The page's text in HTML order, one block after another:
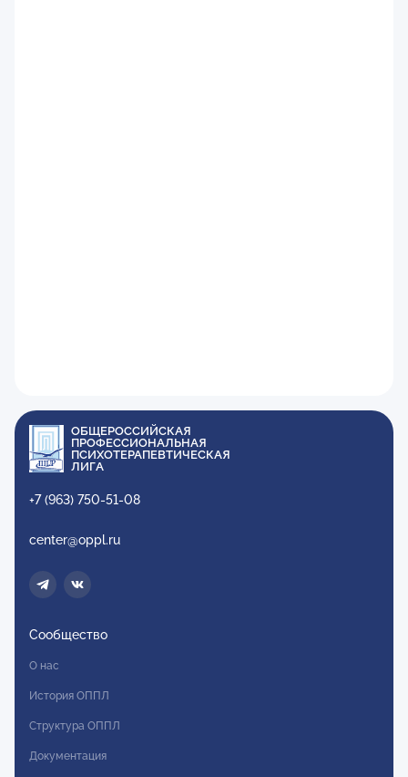
ОБЩЕРОССИЙСКАЯ
ПРОФЕССИОНАЛЬНАЯ
ПСИХОТЕРАПЕВТИЧЕСКАЯ
ЛИГА
+7 (963) 750-51-08
center@oppl.ru
Сообщество
О нас
История ОППЛ
Структура ОППЛ
Документация